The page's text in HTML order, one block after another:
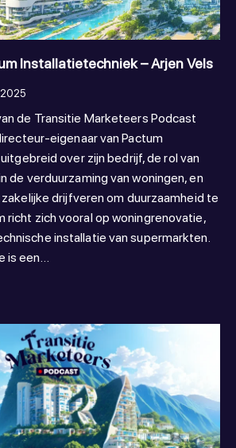
Installatietechniek – Arjen Vels
2025
de Transitie Marketeers Podcast
eigenaar van Pactum
over zijn bedrijf, de rol van
de verduurzaming van woningen, en
drijfveren om duurzaamheid te
richt zich vooral op woningrenovatie,
installatie van supermarkten.
is een…